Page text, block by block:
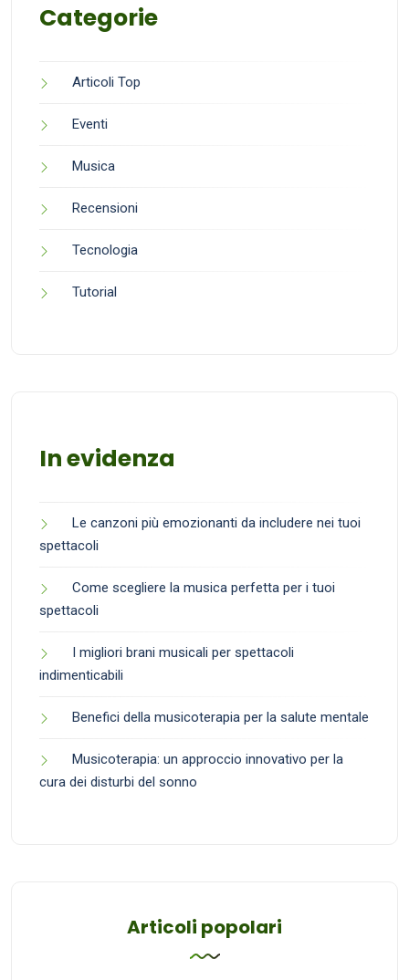
Categorie
Articoli Top
Eventi
Musica
Recensioni
Tecnologia
Tutorial
In evidenza
Le canzoni più emozionanti da includere nei tuoi
spettacoli
Come scegliere la musica perfetta per i tuoi
spettacoli
I migliori brani musicali per spettacoli
indimenticabili
Benefici della musicoterapia per la salute mentale
Musicoterapia: un approccio innovativo per la
cura dei disturbi del sonno
Articoli popolari